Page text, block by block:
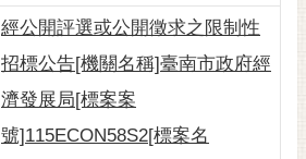
經公開評選或公開徵求之限制性
招標公告[機關名稱]臺南市政府經
濟發展局[標案案
號]115ECON58S2[標案名